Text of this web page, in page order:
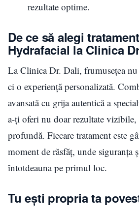
rezultate optime.
De ce să alegi
Hydrafacial la Clinica
La Clinica Dr. Dali, frumusețea nu
ci o experiență personalizată.
avansată cu grija autentică a
a-ți oferi nu doar rezultate vizibile,
profundă. Fiecare tratament este
moment de răsfăț, unde siguranța
întotdeauna pe primul loc.
Tu ești propria ta